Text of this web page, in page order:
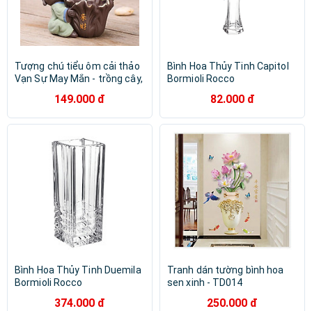
Tượng chú tiểu ôm cải thảo
Vạn Sự May Mắn - trồng cây,
149.000 đ
Bình Hoa Thủy Tinh Capitol
Bormioli Rocco
82.000 đ
Bình Hoa Thủy Tinh Duemila
Bormioli Rocco
374.000 đ
Tranh dán tường bình hoa
sen xinh - TD014
250.000 đ